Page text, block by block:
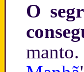
O
manto.